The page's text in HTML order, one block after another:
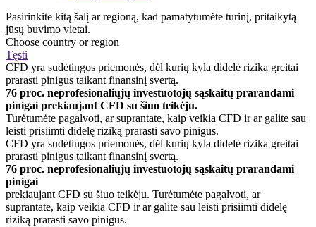
Pasirinkite kitą šalį ar regioną, kad pamatytumėte turinį, pritaikytą
jūsų buvimo vietai.
Choose country or region
Tęsti
CFD yra sudėtingos priemonės, dėl kurių kyla didelė rizika greitai
prarasti pinigus taikant finansinį svertą.
76 proc. neprofesionaliųjų investuotojų sąskaitų prarandami
pinigai prekiaujant CFD su šiuo teikėju.
Turėtumėte pagalvoti, ar suprantate, kaip veikia CFD ir ar galite sau
leisti prisiimti didelę riziką prarasti savo pinigus.
CFD yra sudėtingos priemonės, dėl kurių kyla didelė rizika greitai
prarasti pinigus taikant finansinį svertą.
76 proc. neprofesionaliųjų investuotojų sąskaitų prarandami
pinigai
prekiaujant CFD su šiuo teikėju. Turėtumėte pagalvoti, ar
suprantate, kaip veikia CFD ir ar galite sau leisti prisiimti didelę
riziką prarasti savo pinigus.